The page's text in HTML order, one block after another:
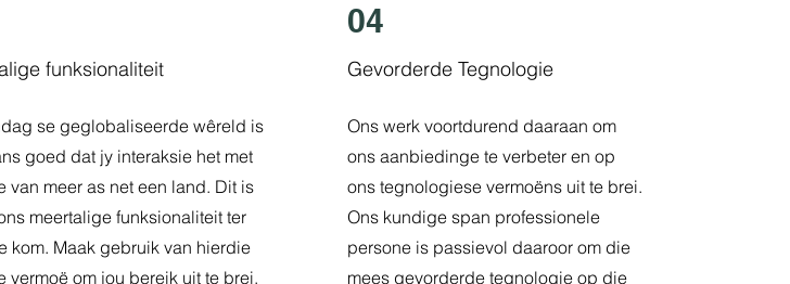
funksionaliteit
se geglobaliseerde wêreld is
goed dat jy interaksie het met
van meer as net een land. Dit is
meertalige funksionaliteit ter
kom. Maak gebruik van hierdie
vermoë om jou bereik uit te brei.
04
Gevorderde Tegnologie
Ons werk voortdurend daaraan om
ons aanbiedinge te verbeter en op
ons tegnologiese vermoëns uit te brei.
Ons kundige span professionele
persone is passievol daaroor om die
mees gevorderde tegnologie op die